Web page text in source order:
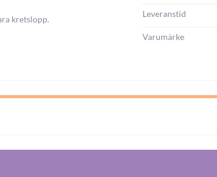
kretslopp.
Leveranstid
Varumärke